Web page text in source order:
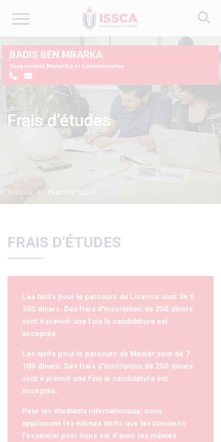
contenu
principal
Frais d’études
ACCUEIL FRAIS D’ÉTUDES
BADIS BEN MBARKA
Responsable Marketing et Communication
FRAIS D’ÉTUDES
Les tarifs pour le parcours de Licence sont de 6
300 dinars. Des frais d'inscription de 250 dinars
sont à prévoir une fois la candidature est
acceptée.
Les tarifs pour le parcours de Master sont de 7
100 dinars. Des frais d'inscription de 250 dinars
sont à prévoir une fois la candidature est
acceptée.
Pour les étudiants internationaux, nous
appliquons les mêmes tarifs que les tunisiens
l'essentiel pour nous est d'avoir les mêmes